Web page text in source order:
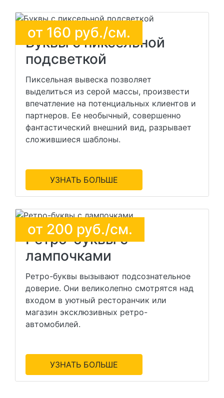
от 160 руб./см.
Буквы с пиксельной
подсветкой
Пиксельная вывеска позволяет
выделиться из серой массы, произвести
впечатление на потенциальных клиентов и
партнеров. Ее необычный, совершенно
фантастический внешний вид, разрывает
сложившиеся шаблоны.
УЗНАТЬ БОЛЬШЕ
от 200 руб./см.
Ретро-буквы с
лампочками
Ретро-буквы вызывают подсознательное
доверие. Они великолепно смотрятся над
входом в уютный ресторанчик или
магазин эксклюзивных ретро-
автомобилей.
УЗНАТЬ БОЛЬШЕ